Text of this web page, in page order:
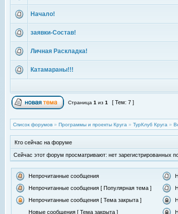
Начало!
заявки-Состав!
Личная Раскладка!
Катамараны!!!
Страница 1 из 1 [ Тем: 7 ]
Список форумов » Программы и проекты Круга » ТурКлуб Круга »
Кто сейчас на форуме
Сейчас этот форум просматривают: нет зарегистрированных
Непрочитанные сообщения
Непрочитанные сообщения [ Популярная тема ]
Непрочитанные сообщения [ Тема закрыта ]
Новые сообщения [ Тема закрыта ]